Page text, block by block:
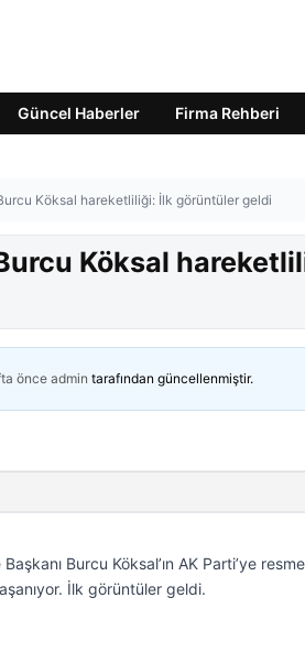
Güncel Haberler Firma Rehberi
Köksal hareketliliği: İlk görüntüler geldi
Köksal
önce admin tarafından güncellenmiştir.
Burcu Köksal’ın AK Parti’ye
İlk görüntüler geldi.